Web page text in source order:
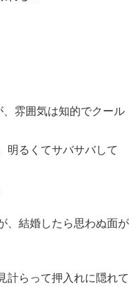
雰囲気は知的でクール
明るくてサバサバして
、結婚したら思わぬ面が
計らって押入れに隠れて